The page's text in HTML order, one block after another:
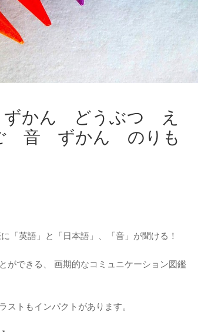
かん どうぶつ え
音 ずかん のりも
「英語」と「日本語」、「音」が聞ける！
ができる、 画期的なコミュニケーション図鑑
ストもインパクトがあります。